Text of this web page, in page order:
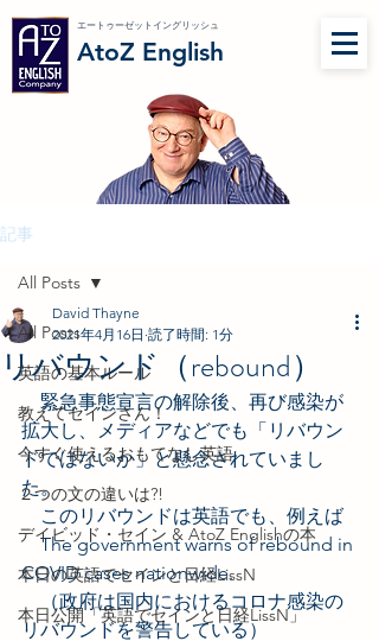
AtoZ English
エートゥーゼットイングリッシュ
記事
All Posts
英語の基本ルール
教えてセインさん！
今すぐ使えるおもてなし英語
２つの文の違いは?!
デイビッド・セイン & AtoZ Englishの本
本日の英語でセインと日経LissN
本日公開「英語でセインと日経LissN」
All Posts
リバウンド（rebound）
David Thayne
2021年4月16日 読了時間: 1分
緊急事態宣言の解除後、再び感染が
拡大し、メディアなどでも「リバウン
ドではないか」と懸念されていまし
た。
このリバウンドは英語でも、例えば
The government warns of rebound in
COVID cases nationwide.
（政府は国内におけるコロナ感染の
リバウンドを警告している）